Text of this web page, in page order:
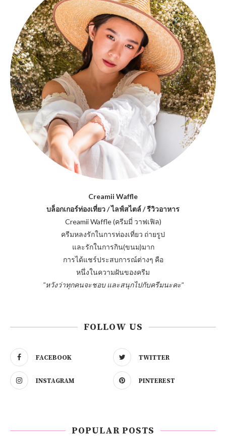
Creamii Waffle
บล็อกเกอร์ท่องเที่ยว / ไลฟ์สไตล์ / รีวิวอาหาร
Creamii Waffle (ครีมมี่ วาฟเฟิล)
ครีมหลงรักในการท่องเที่ยว ถ่ายรูป
และรักในการกิน(ขนม)มาก
การได้แชร์ประสบการณ์ต่างๆ คือ
หนึ่งในความฝันของครีม
"หวังว่าทุกคนจะชอบ และสนุกไปกับครีมนะคะ"
FOLLOW US
FACEBOOK TWITTER
INSTAGRAM PINTEREST
POPULAR POSTS